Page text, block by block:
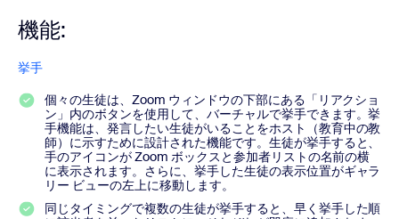
機能:
挙手
個々の生徒は、Zoom ウィンドウの下部にある「リアクショ
ン」内のボタンを使用して、バーチャルで挙手できます。挙
手機能は、発言したい生徒がいることをホスト（教育中の教
師）に示すために設計された機能です。生徒が挙手すると、
手のアイコンが Zoom ボックスと参加者リストの名前の横
に表示されます。さらに、挙手した生徒の表示位置がギャラ
リー ビューの左上に移動します。
同じタイミングで複数の生徒が挙手すると、早く挙手した順